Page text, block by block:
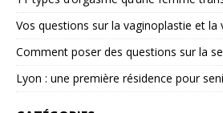
Vos questions sur la vaginoplastie et la
Comment poser des questions sur la
Lyon : une première résidence pour